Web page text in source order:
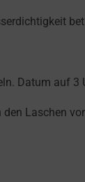
Datum auf 3
Laschen